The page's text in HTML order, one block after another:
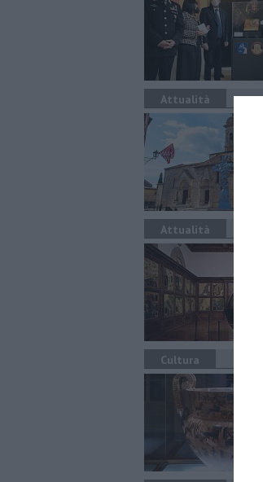
Attualità
Attualità
Cultura